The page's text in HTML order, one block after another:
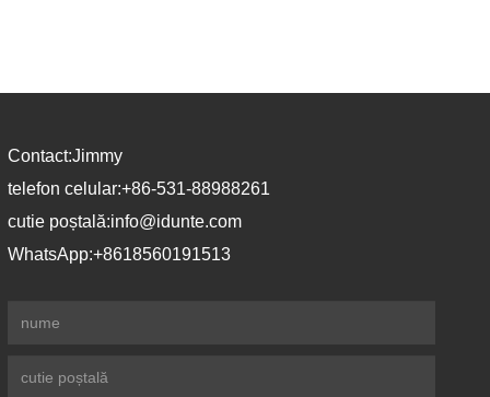
Contact:Jimmy
telefon celular:+86-531-88988261
cutie poștală:info@idunte.com
WhatsApp:+8618560191513